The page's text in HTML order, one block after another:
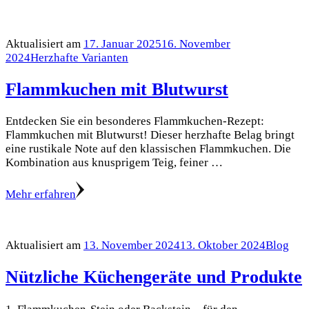
Aktualisiert am 17. Januar 202516. November
2024Herzhafte Varianten
Flammkuchen mit Blutwurst
Entdecken Sie ein besonderes Flammkuchen-Rezept:
Flammkuchen mit Blutwurst! Dieser herzhafte Belag bringt
eine rustikale Note auf den klassischen Flammkuchen. Die
Kombination aus knusprigem Teig, feiner …
Mehr erfahren
Aktualisiert am 13. November 202413. Oktober 2024Blog
Nützliche Küchengeräte und Produkte